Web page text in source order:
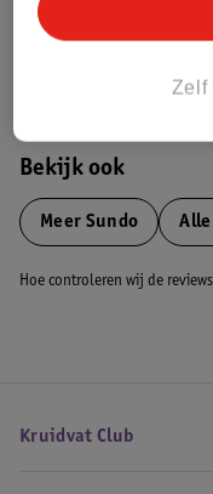
Bestel &
Bekijk ook
Meer Sundo
Hoe controleren wij de
Kruidvat Club
Zelf